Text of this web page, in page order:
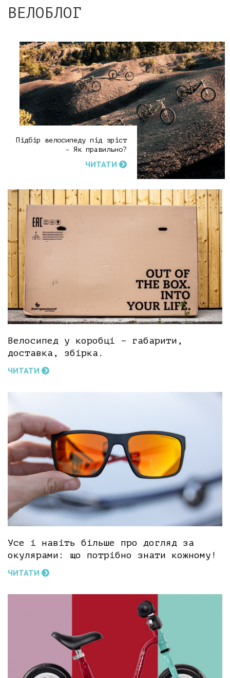
ВЕЛОБЛОГ
Підбір велосипеду під зріст
- Як правильно?
ЧИТАТИ
Велосипед у коробці – габарити,
доставка, збірка.
ЧИТАТИ
Усе і навіть більше про догляд за
окулярами: що потрібно знати кожному!
ЧИТАТИ